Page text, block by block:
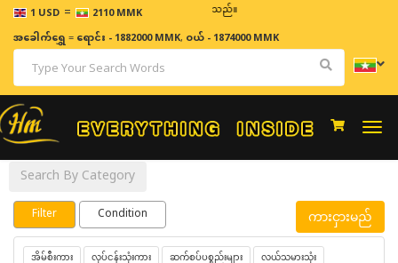
1 USD = 2110 MMK
ဈေးနှုန်းများသည် အချိန်နှင့် အမျှပြောင်းလဲနိုင်သည်။
အခေါက်ရွှေ=ရောင်း - 1882000 MMK, ဝယ် - 1874000 MMK
Search By Category
Filter Condition ကားငှားမည်
အိမ်စီးကား လုပ်ငန်းသုံးကား ဆက်စပ်ပစ္စည်းများ လယ်သမားသုံး